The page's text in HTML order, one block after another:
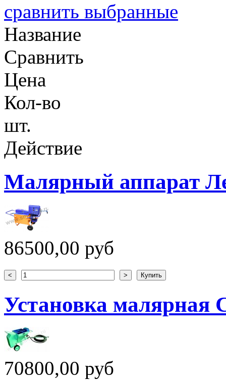
сравнить выбранные
Название
Сравнить
Цена
Кол-во
шт.
Действие
Малярный аппарат
86500,00 руб
Установка малярная
70800,00 руб